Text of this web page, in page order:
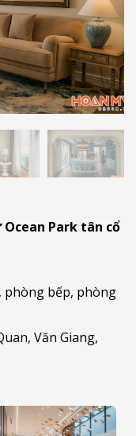
Park tân cổ
phòng bếp, phòng
Văn Giang,